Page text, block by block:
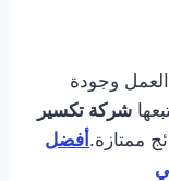
وجودة
شركة تكسير
ممتازة.أفضل